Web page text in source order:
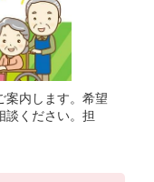
案内します。希望
談ください。担